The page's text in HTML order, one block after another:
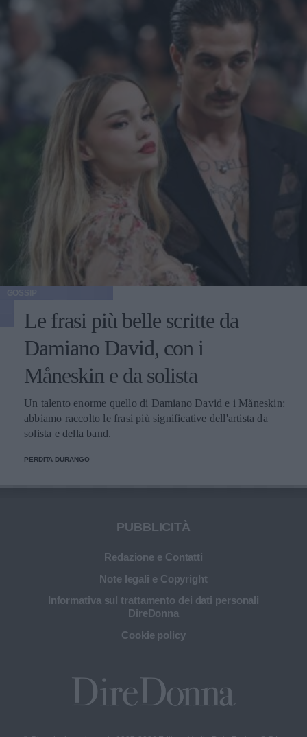
Le frasi più belle scritte da
Damiano David, con i
Måneskin e da solista
Un talento enorme quello di Damiano David e i Måneskin:
abbiamo raccolto le frasi più significative dell'artista da
solista e della band.
PERDITA DURANGO
PUBBLICITÀ
Redazione e Contatti
Note legali e Copyright
Informativa sul trattamento dei dati personali
DireDonna
Cookie policy